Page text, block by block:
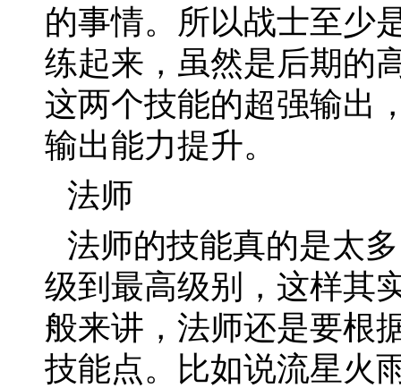
的事情。所以战士至少
练起来，虽然是后期的
这两个技能的超强输出
输出能力提升。
法师
法师的技能真的是太
级到最高级别，这样其
般来讲，法师还是要根
技能点。比如说流星火